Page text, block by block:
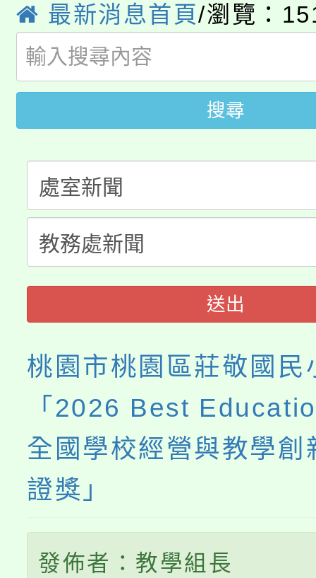
系所師生報名參加。
學籍身 分審查程序及
版
淨零綠領人才培育課程
公告本校115學年度第
代理(課)教師甄選結果(
「2026金融保險知識
車」活動
桃園市115學年度學生
生本土語及新住民語歌
公告本校115學年度第
代理(課)教師甄選結果(
公告本校115學年度第
代理(課)教師甄選結果(
轉知中國文化大學推廣
《TA101》溝通分析基
程，歡迎學生輔導中心
系所師生報名參加。
最新消息首頁/瀏覽：
搜尋
送出
桃園市桃園區莊敬國民
「2026 Best
全國學校經營與教學創
證獎」
發佈者：教學組長